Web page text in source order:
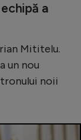
a
Mititelu.
un nou
noii